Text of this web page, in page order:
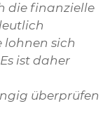
die finanzielle
lohnen sich
ist daher
überprüfen